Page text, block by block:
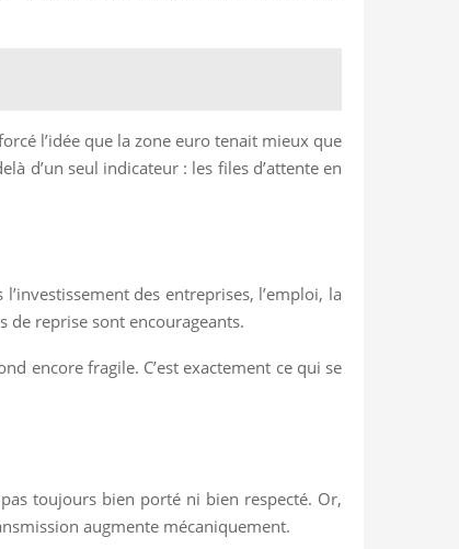
l’idée que la zone euro tenait mieux que
d’un seul indicateur : les files d’attente en
des entreprises, l’emploi, la
de reprise sont encourageants.
encore fragile. C’est exactement ce qui se
toujours bien porté ni bien respecté. Or,
augmente mécaniquement.